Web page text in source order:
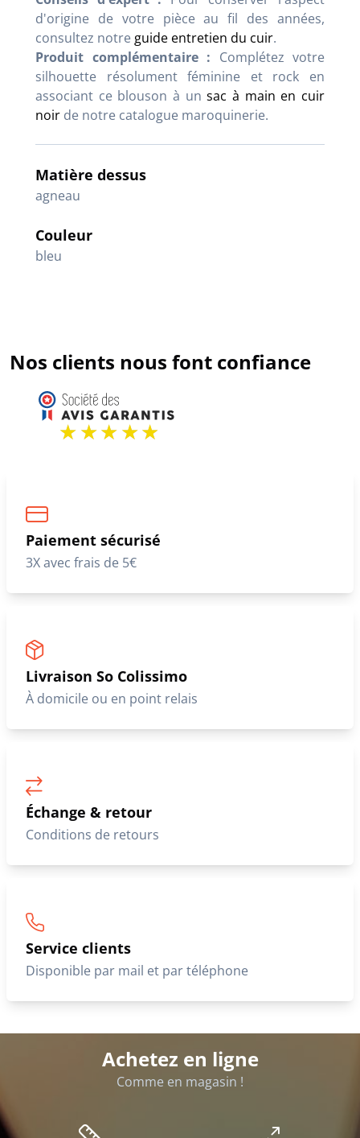
d'origine de votre pièce au fil des années,
consultez notre guide entretien du cuir.
Produit complémentaire : Complétez votre
silhouette résolument féminine et rock en
associant ce blouson à unsac à main en cuir
noir de notre catalogue maroquinerie.
Matière dessus
agneau
Couleur
bleu
Nos clients nous font confiance
Paiement sécurisé
3X avec frais de 5€
Livraison So Colissimo
À domicile ou en point relais
Échange & retour
Conditions de retours
Service clients
Disponible par mail et par téléphone
Achetez en ligne
Comme en magasin !